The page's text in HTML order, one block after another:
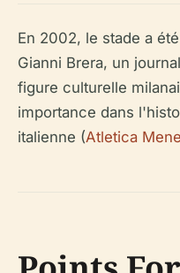
En 2002, le stade a
Gianni Brera, un
figure culturelle
importance dans
italienne (Atletica